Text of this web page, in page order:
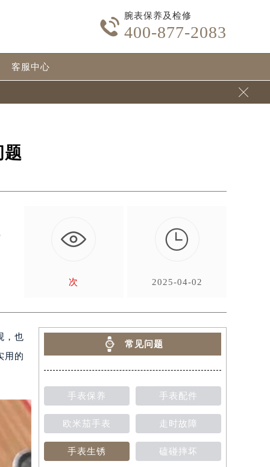

腕表保养及检修
400-877-2083
客服中心

题
次

2025-04-02
，也
用的
常见问题
手表保养 手表配件
欧米茄手表 走时故障
手表生锈 磕碰摔坏